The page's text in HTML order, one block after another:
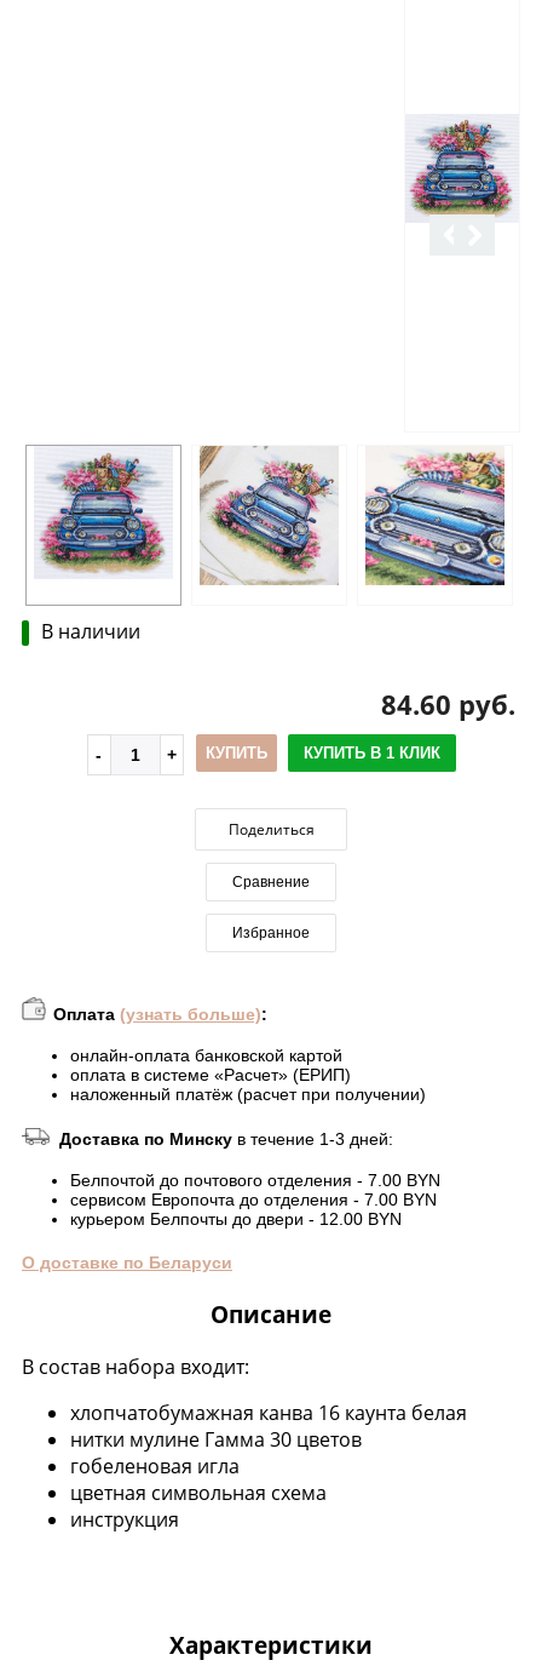
В наличии
84.60 руб.
КУПИТЬ КУПИТЬ В 1 КЛИК
Поделиться
Сравнение
Избранное
Оплата (узнать больше):
онлайн-оплата банковской картой
оплата в системе «Расчет» (ЕРИП)
наложенный платёж (расчет при получении)
Доставка по Минску в течение 1-3 дней:
Белпочтой до почтового отделения - 7.00 BYN
сервисом Европочта до отделения - 7.00 BYN
курьером Белпочты до двери - 12.00 BYN
О доставке по Беларуси
Описание
В состав набора входит:
хлопчатобумажная канва 16 каунта белая
нитки мулине Гамма 30 цветов
гобеленовая игла
цветная символьная схема
инструкция
Характеристики